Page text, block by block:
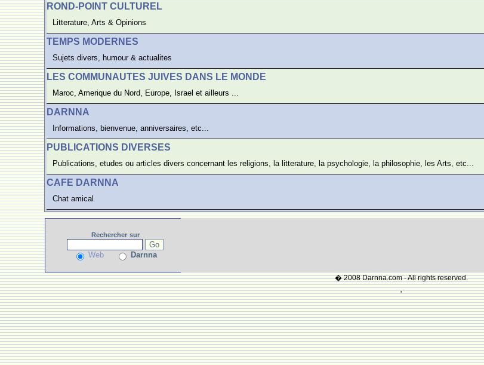
ROND-POINT CULTUREL
Litterature, Arts & Opinions
TEMPS MODERNES
Sujets divers, humour & actualites
LES COMMUNAUTES JUIVES DANS LE MONDE
Maroc, Amerique du Nord, Europe, Israel et ailleurs ...
DARNNA
Informations, bienvenue, anniversaires, etc...
PUBLICATIONS DIVERSES
Publications, etudes ou articles divers concernant les religions, la litterature, la psychologie, la philosophie, les Arts, etc...
CAFE DARNNA
Chat amical
Rechercher sur
Web Darnna
� 2008 Darnna.com - All rights reserved.
'